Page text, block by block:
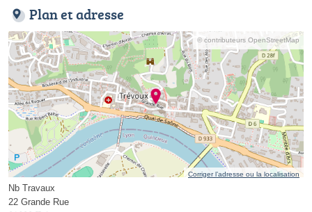
Plan et adresse
© contributeurs OpenStreetMap
Corriger l’adresse ou la localisation
Nb Travaux
22 Grande Rue